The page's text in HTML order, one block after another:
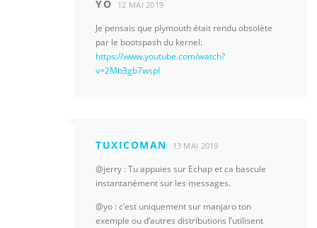
YO 12 MAI 2019
Je pensais que plymouth était rendu obsolète
par le bootspash du kernel:
https://www.youtube.com/watch?
v=2Mb3gb7wspI
TUXICOMAN 13 MAI 2019
@jerry : Tu appuies sur Echap et ca bascule
instantanément sur les messages.
@yo : c’est uniquement sur manjaro ton
exemple ou d’autres distributions l’utilisent